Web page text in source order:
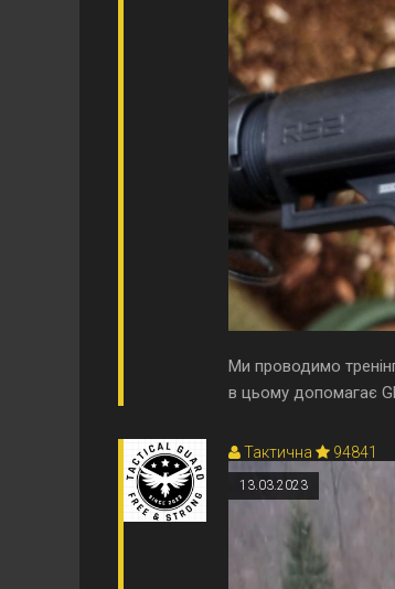
Ми проводимо
в цьому допомагає
Тактична 94841
13.03.2023